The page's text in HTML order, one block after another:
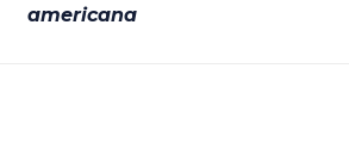
americana